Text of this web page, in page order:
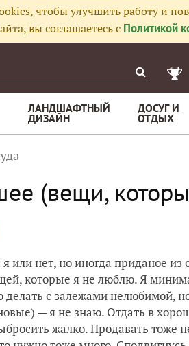
чтобы улучшить работу и
вы соглашаетесь с Политикой
ЛАНДШАФТНЫЙ
ДИЗАЙН
ДОСУГ И
ОТДЫХ
(вещи,
или нет, но иногда приданое
которые я не люблю. Я
делать с залежами нелюбимой,
— я не знаю. Отдать в
жалко. Продавать тоже